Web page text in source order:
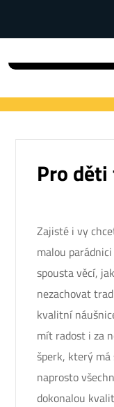
to
(Press
Pro
Zajisté i vy
malou
spousta věcí,
nezachovat
kvalitní
mít radost i za
šperk, který
naprosto
dokonalou